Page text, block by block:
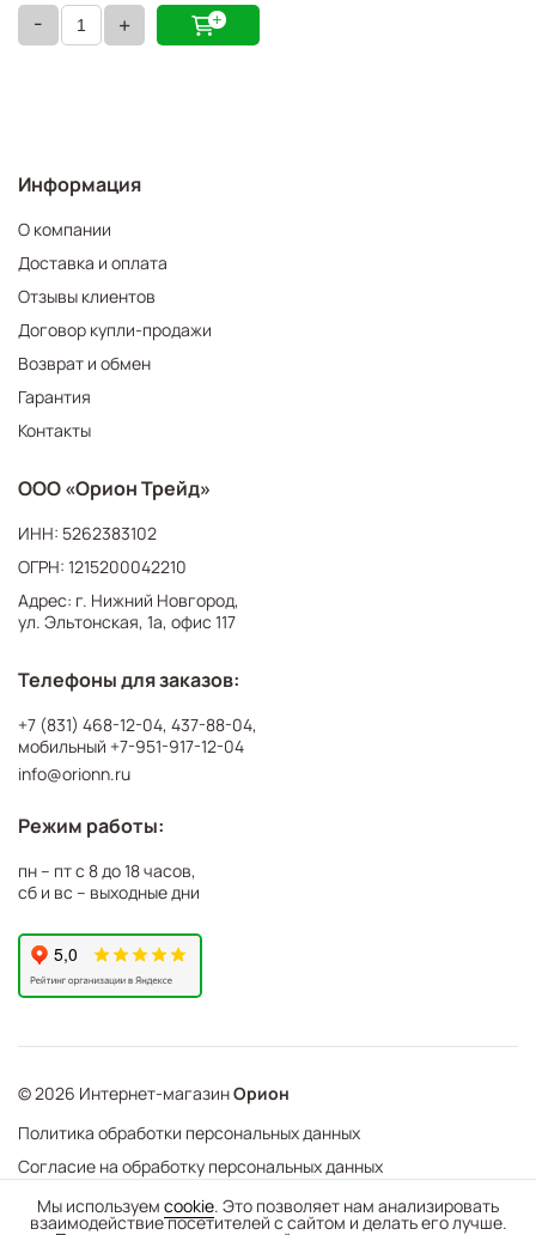
Мы используем cookie. Это позволяет нам анализировать
взаимодействие посетителей с сайтом и делать его лучше.
- +
Информация
О компании
Доставка и оплата
Отзывы клиентов
Договор купли-продажи
Возврат и обмен
Гарантия
Контакты
ООО «Орион Трейд»
ИНН: 5262383102
ОГРН: 1215200042210
Адрес: г. Нижний Новгород,
ул. Эльтонская, 1а, офис 117
Телефоны для заказов:
+7 (831) 468-12-04, 437-88-04,
мобильный +7-951-917-12-04
info@orionn.ru
Режим работы:
пн – пт с 8 до 18 часов,
сб и вс – выходные дни
© 2026 Интернет-магазинОрион
Политика обработки персональных данных
Согласие на обработку персональных данных
Web Механика